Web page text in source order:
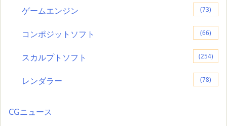
ゲームエンジン (73)
コンポジットソフト (66)
スカルプトソフト (254)
レンダラー (78)
CGニュース